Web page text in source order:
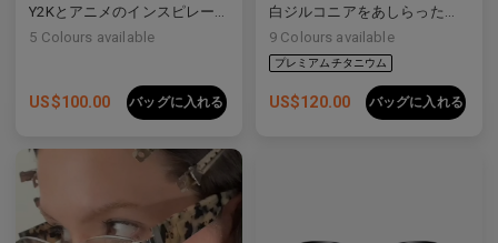
Y2Kとアニメのインスピレーションを受けたディテールを備えた洗練されたハーフリムデザイン。
5 Colours available
US$100.00 バッグに入れる
白ジルコニアをあしらったプレミアムチタンの長方形フレームは、前衛的なデザインと強烈な輝きを見せています。
9 Colours available
US$120.00 バッグに入れる